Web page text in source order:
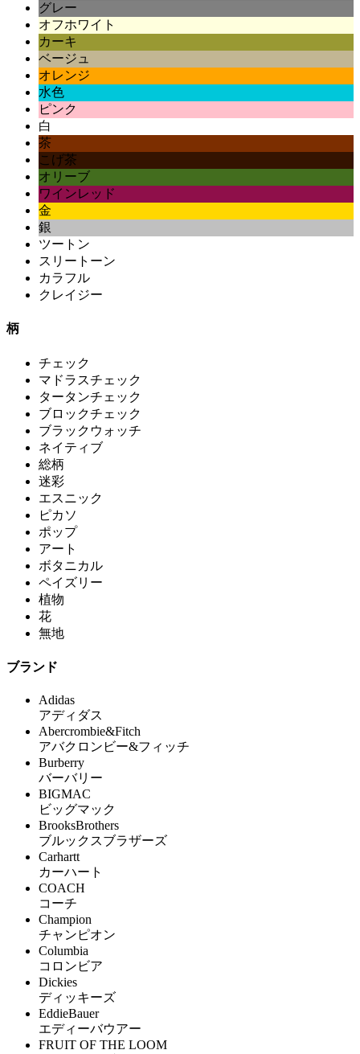
グレー
オフホワイト
カーキ
ベージュ
オレンジ
水色
ピンク
白
茶
こげ茶
オリーブ
ワインレッド
金
銀
ツートン
スリートーン
カラフル
クレイジー
柄
チェック
マドラスチェック
タータンチェック
ブロックチェック
ブラックウォッチ
ネイティブ
総柄
迷彩
エスニック
ピカソ
ポップ
アート
ボタニカル
ペイズリー
植物
花
無地
ブランド
Adidas
アディダス
Abercrombie&Fitch
アバクロンビー&フィッチ
Burberry
バーバリー
BIGMAC
ビッグマック
BrooksBrothers
ブルックスブラザーズ
Carhartt
カーハート
COACH
コーチ
Champion
チャンピオン
Columbia
コロンビア
Dickies
ディッキーズ
EddieBauer
エディーバウアー
FRUIT OF THE LOOM